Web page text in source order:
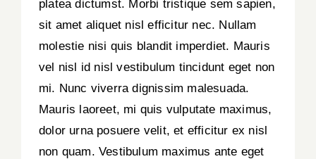
platea dictumst. Morbi tristique sem sapien,
sit amet aliquet nisl efficitur nec. Nullam
molestie nisi quis blandit imperdiet. Mauris
vel nisl id nisl vestibulum tincidunt eget non
mi. Nunc viverra dignissim malesuada.
Mauris laoreet, mi quis vulputate maximus,
dolor urna posuere velit, et efficitur ex nisl
non quam. Vestibulum maximus ante eget